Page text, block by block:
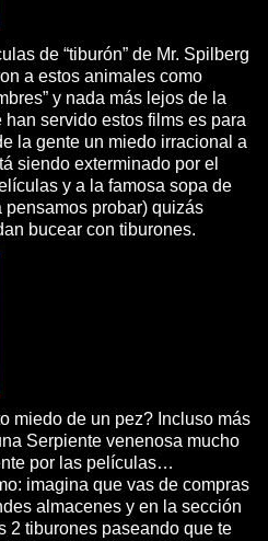
de “tiburón” de Mr. Spilberg
a estos animales como
y nada más lejos de la
servido estos films es para
la gente un miedo irracional a
siendo exterminado por el
y a la famosa sopa de
probar) quizás
bucear con tiburones.
miedo de un pez? Incluso más
Serpiente venenosa mucho
por las películas…
imagina que vas de compras
almacenes y en la sección
2 tiburones paseando que te